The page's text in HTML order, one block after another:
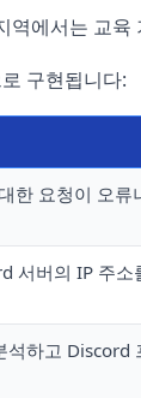
역에서는 교
구현됩니다:
한 요청이 오류
서버의 IP 주소
석하고 Discord